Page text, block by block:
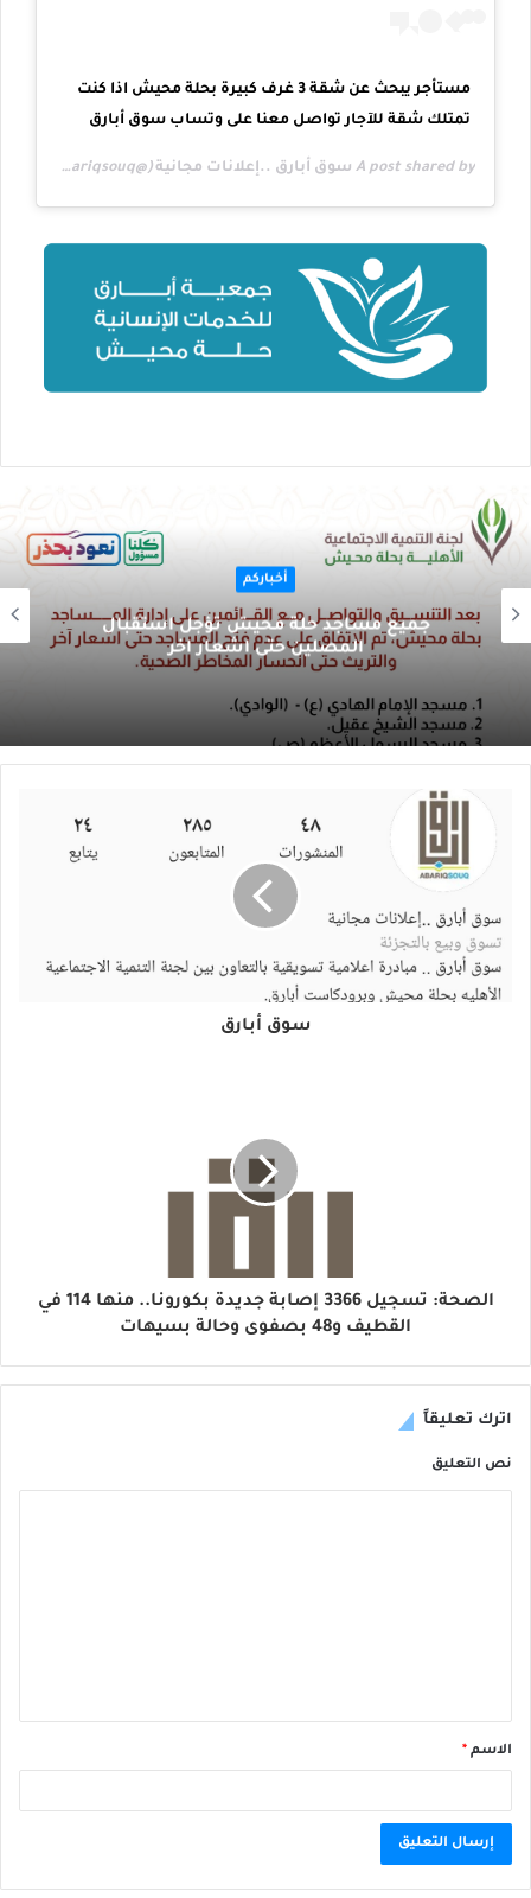
مستأجر يبحث عن شقة 3 غرف كبيرة بحلة محيش اذا كنت
تمتلك شقة للآجار تواصل معنا على وتساب سوق أبارق
A post shared by سوق أبارق ..إعلانات مجانية(@abariqsouq) on
أخباركم
جميع مساجد حلة محيش تؤجل استقبال
المصلين حتى اشعار اخر
سوق أبارق
الصحة: تسجيل 3366 إصابة جديدة بكورونا.. منها 114 في
القطيف و48 بصفوى وحالة بسيهات
اترك تعليقاً
نص التعليق
الاسم *